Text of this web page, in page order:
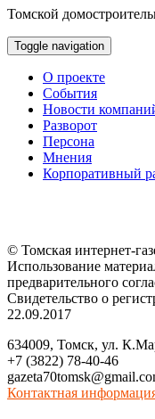
Томской
Toggle navigation
О проекте
События
Новости
Разворот
Персона
Мнения
Корпоративный
© Томская интернет-
Использование
предварительного
Свидетельство о
22.09.2017
634009, Томск, ул.
+7 (3822) 78-40-46
Контактная